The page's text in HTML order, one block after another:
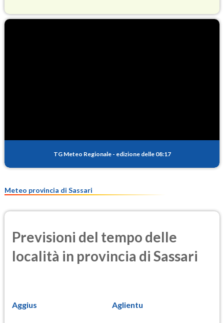
PM25
TG Meteo Regionale - edizione delle 08:17
Meteo provincia di Sassari
Previsioni del tempo delle
località in provincia di Sassari
Aggius Aglientu